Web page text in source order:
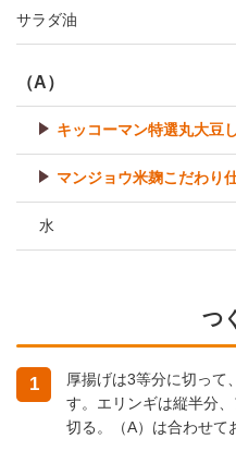
サラダ油
（A）
キッコーマン特選丸大豆
マンジョウ米麹こだわり
水
つ
1
厚揚げは3等分に切って
す。エリンギは縦半分
切る。（A）は合わせて